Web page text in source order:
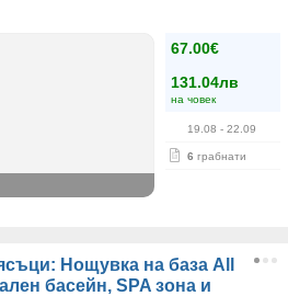
67.00€
131.04лв
на човек
19.08 - 22.09
6 грабнати
Нощувка на база All
басейн, SPA зона и